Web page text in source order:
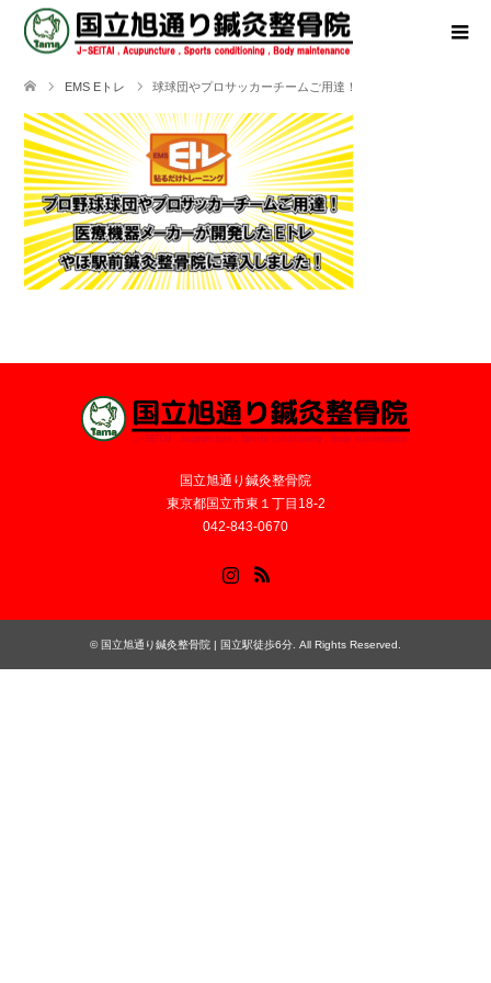
EMS Eトレ 球球団やプロサッカーチームご用達！
国立旭通り鍼灸整骨院
東京都国立市東１丁目18-2
042-843-0670
© 国立旭通り鍼灸整骨院 | 国立駅徒歩6分 . All Rights Reserved.